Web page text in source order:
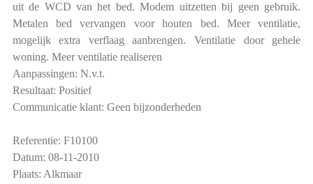
uit de WCD van het bed. Modem uitzetten bij geen gebruik.
Metalen bed vervangen voor houten bed. Meer ventilatie,
mogelijk extra verflaag aanbrengen. Ventilatie door gehele
woning. Meer ventilatie realiseren
Aanpassingen: N.v.t.
Resultaat: Positief
Communicatie klant: Geen bijzonderheden
Referentie: F10100
Datum: 08-11-2010
Plaats: Alkmaar